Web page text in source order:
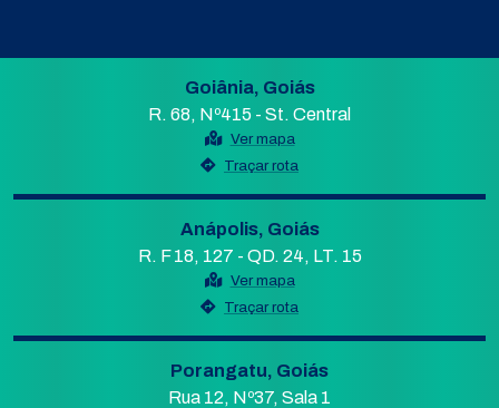
Goiânia, Goiás
R. 68, Nº415 - St. Central
Ver mapa
Traçar rota
Anápolis, Goiás
R. F 18, 127 - QD. 24, LT. 15
Ver mapa
Traçar rota
Porangatu, Goiás
Rua 12, Nº37, Sala 1